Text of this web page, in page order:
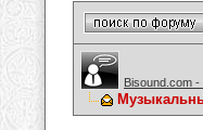
Bisound.com